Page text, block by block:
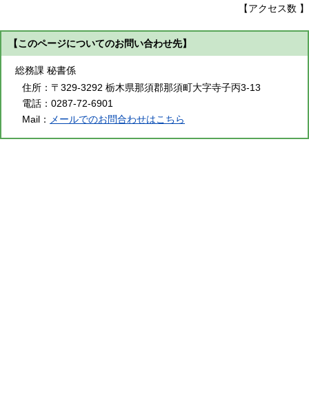
【アクセス数 】
【このページについてのお問い合わせ先】
総務課 秘書係
住所： 〒329-3292 栃木県那須郡那須町大字寺子丙3-13
電話： 0287-72-6901
Mail：
メールでのお問合わせはこちら